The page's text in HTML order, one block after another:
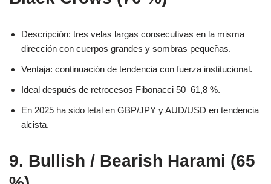
Descripción: tres velas largas consecutivas en la misma
dirección con cuerpos grandes y sombras pequeñas.
Ventaja: continuación de tendencia con fuerza institucional.
Ideal después de retrocesos Fibonacci 50–61,8 %.
En 2025 ha sido letal en GBP/JPY y AUD/USD en tendencia
alcista.
9. Bullish / Bearish Harami (65